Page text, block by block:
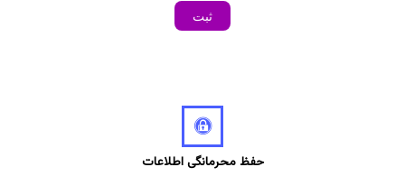
حفظ محرمانگی اطلاعات